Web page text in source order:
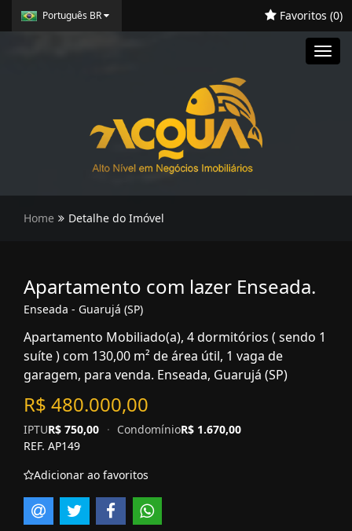
Português BR Favoritos (0)
Home Detalhe do Imóvel
Apartamento com lazer Enseada.
Enseada - Guarujá (SP)
Apartamento Mobiliado(a), 4 dormitórios ( sendo 1
suíte ) com 130,00 m² de área útil, 1 vaga de
garagem, para venda. Enseada, Guarujá (SP)
R$ 480.000,00
IPTUR$ 750,00 · CondomínioR$ 1.670,00
REF. AP149
Adicionar ao favoritos